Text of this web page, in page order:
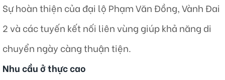
Sự hoàn thiện của đại lộ Phạm Văn Đồng, Vành Đai
2 và các tuyến kết nối liên vùng giúp khả năng di
chuyển ngày càng thuận tiện.
Nhu cầu ở thực cao